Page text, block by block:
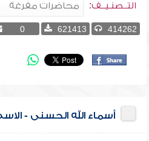
التــصنـيــف:
414262
621413
0
أسماء الله الحسنى -